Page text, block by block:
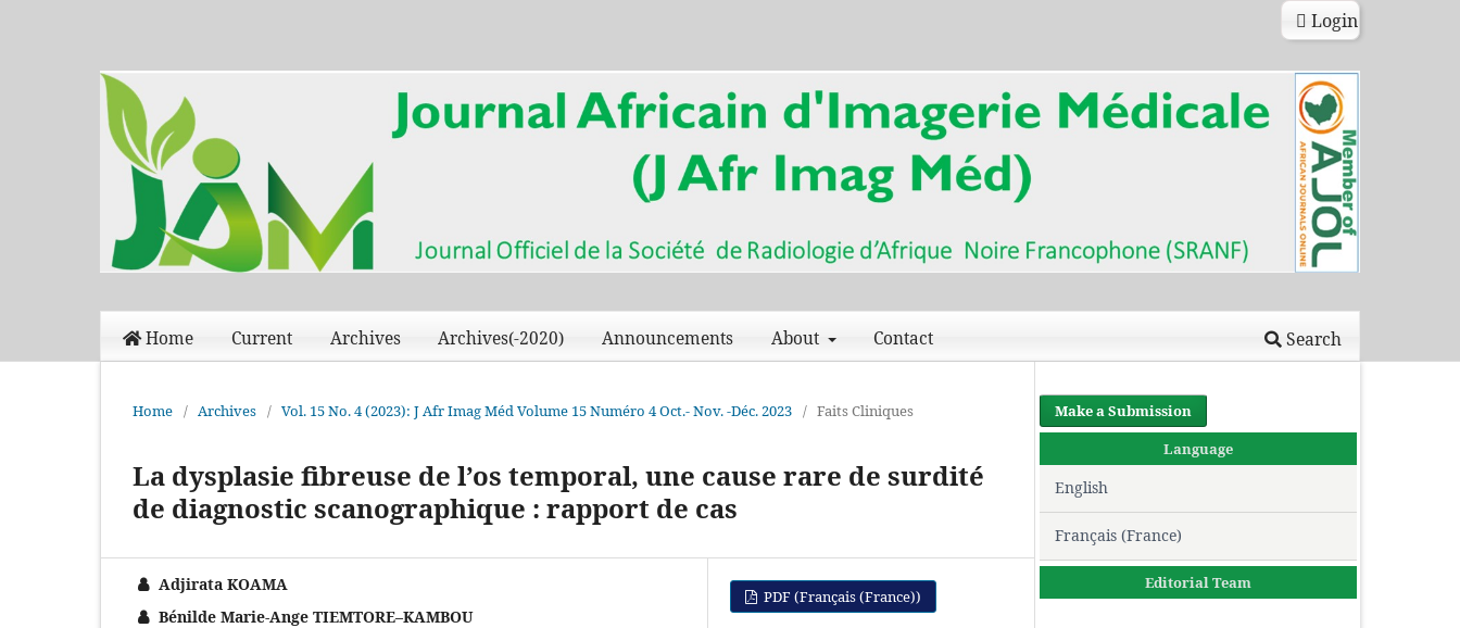
Home Current Archives Archives(-2020) Announcements About Contact Search
Login
Home / Archives / Vol. 15 No. 4 (2023): J Afr Imag Méd Volume 15 Numéro 4 Oct.- Nov. -Déc. 2023 / Faits Cliniques
La dysplasie fibreuse de l’os temporal, une cause rare de surdité
de diagnostic scanographique : rapport de cas
Adjirata KOAMA
Bénilde Marie-Ange TIEMTORE–KAMBOU
PDF (Français (France))
Make a Submission
Language
English
Français (France)
Editorial Team